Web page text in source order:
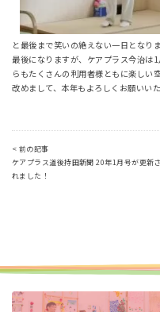
と最後まで笑いの絶えない一日となりま
最後になりますが、ケアプラス今治は
らもたくさんの利用者様ともに楽しい
改めまして、本年もよろしくお願いいた
< 前の記事
ケアプラス道後持田新聞 20年1月号が更新さ
れました！